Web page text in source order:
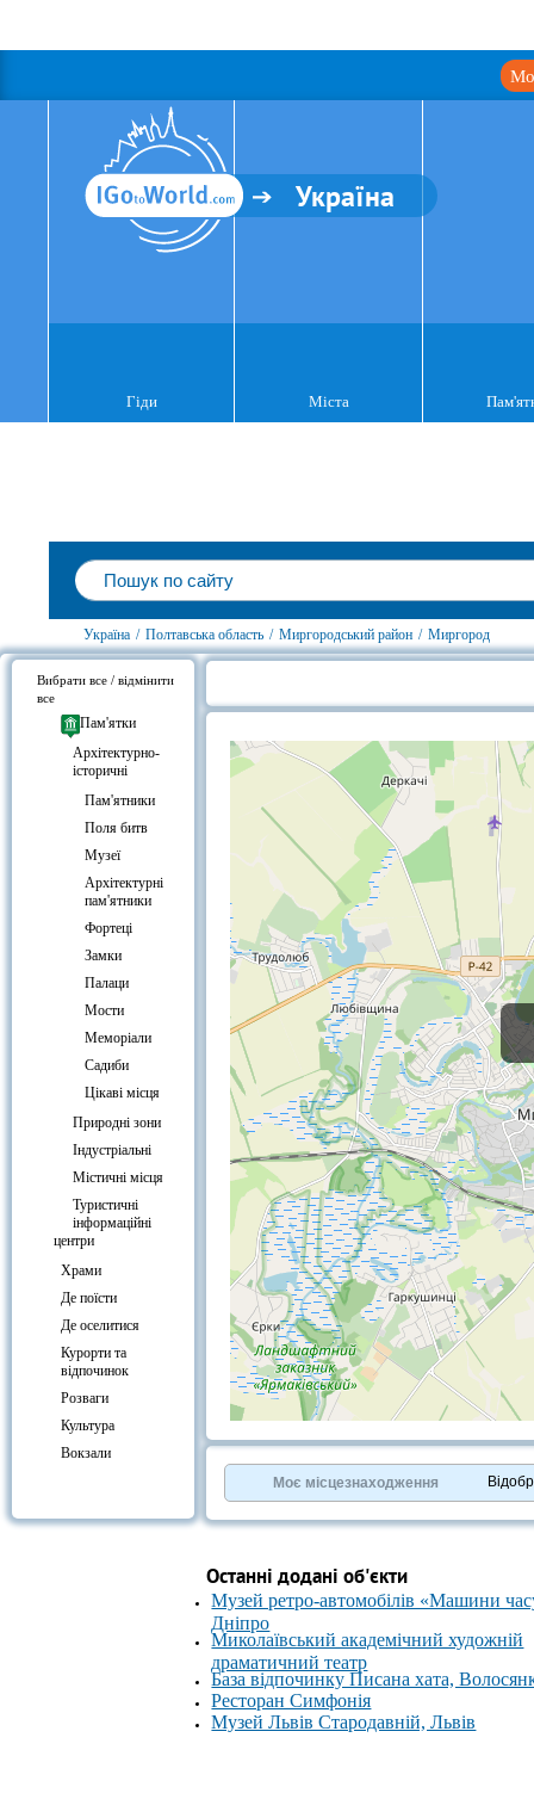
Україна
Гіди Міста
Україна / Полтавська область / Миргородський район / Миргород
Вибрати все / відмінити
все
Пам'ятки
Архітектурно-
історичні
Пам'ятники
Поля битв
Музеї
Архітектурні
пам'ятники
Фортеці
Замки
Палаци
Мости
Меморіали
Садиби
Цікаві місця
Природні зони
Індустріальні
Містичні місця
Туристичні
інформаційні
центри
Храми
Де поїсти
Де оселитися
Курорти та
відпочинок
Розваги
Культура
Вокзали
OpenStreetMapcontributors.
»
Моє місцезнаходження
Останні додані об'єкти
Музей ретро-автомобілів «Машини
Дніпро
Миколаївський академічний художній
драматичний театр
База відпочинку Писана хата,
Ресторан Симфонія
Музей Львів Стародавній, Львів